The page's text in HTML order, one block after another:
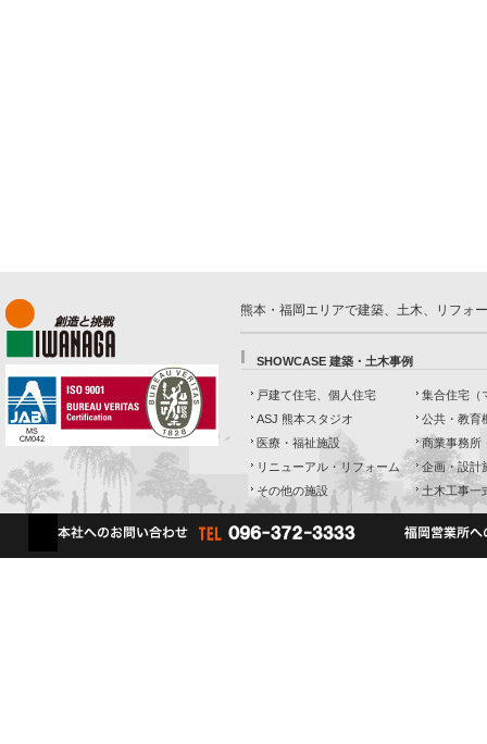
熊本・福岡エリアで建築、土木、リフォ
SHOWCASE 建築・土木事例
戸建て住宅、個人住宅
ASJ 熊本スタジオ
医療・福祉施設
リニューアル・リフォーム
その他の施設
集合住宅（
公共・教育
商業事務所
企画・設計
土木工事一